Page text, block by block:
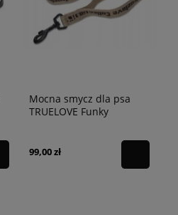
Mocna smycz dla psa
TRUELOVE Funky
99,00 zł